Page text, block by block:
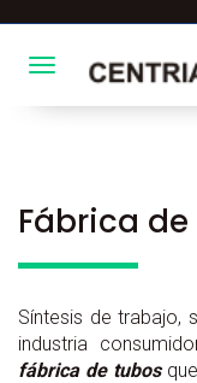
Toggle navigation
Fábrica
Síntesis de trabajo,
industria
fábrica de tubos